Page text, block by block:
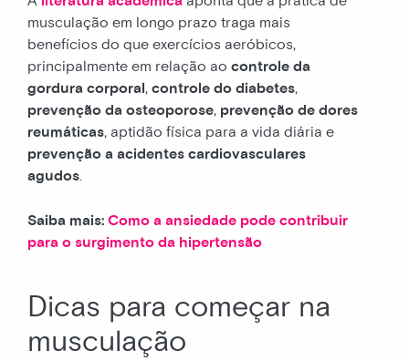
musculação em longo prazo traga mais
benefícios do que exercícios aeróbicos,
principalmente em relação ao controle da
gordura corporal, controle do diabetes,
prevenção da osteoporose, prevenção de dores
reumáticas, aptidão física para a vida diária e
prevenção a acidentes cardiovasculares
agudos.
Saiba mais: Como a ansiedade pode contribuir
para o surgimento da hipertensão
Dicas para começar na
musculação